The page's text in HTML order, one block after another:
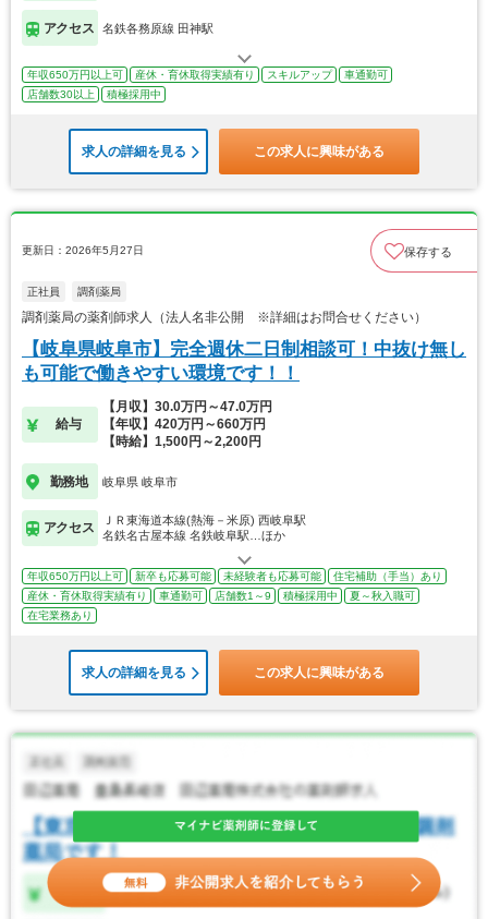
アクセス 名鉄各務原線 田神駅
年収650万円以上可 産休・育休取得実績有り スキルアップ
車通勤可
店舗数30以上
積極採用中
求人の詳細を見る この求人に興味がある
更新日：2026年5月27日 保存する
正社員 調剤薬局
調剤薬局の薬剤師求人（法人名非公開 ※詳細はお問合せください）
【岐阜県岐阜市】完全週休二日制相談可！中抜け無し
も可能で働きやすい環境です！！
給与
【月収】30.0万円～47.0万円
【年収】420万円～660万円
【時給】1,500円～2,200円
勤務地 岐阜県 岐阜市
アクセス
ＪＲ東海道本線(熱海－米原) 西岐阜駅
名鉄名古屋本線 名鉄岐阜駅…ほか
年収650万円以上可 新卒も応募可能 未経験者も応募可能
住宅補助（手当）あり
産休・育休取得実績有り
車通勤可 店舗数1～9 積極採用中
夏～秋入職可
在宅業務あり
求人の詳細を見る この求人に興味がある